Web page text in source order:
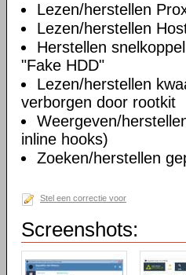
Lezen/herstellen
Lezen/herstellen
Herstellen
"Fake HDD"
Lezen/herstellen
verborgen door rootkit
Weergeven/
inline hooks)
Zoeken/herstellen
Stel een correctie voor
Screenshots: